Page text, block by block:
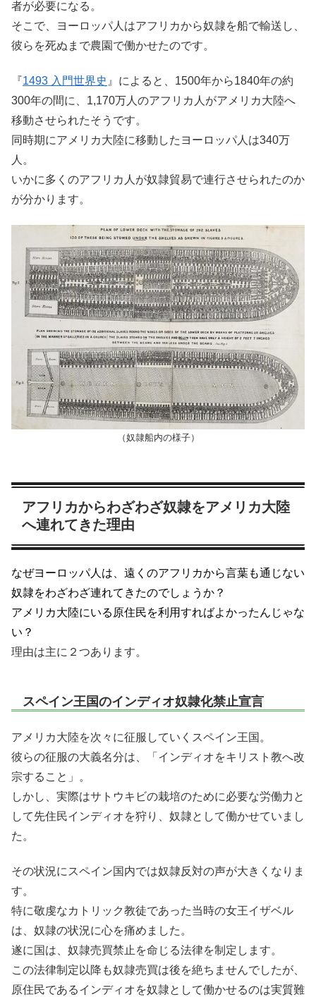
者が必要になる。
そこで、ヨーロッパ人はアフリカから奴隷を船で輸送し、
彼らを死ぬまで農園で働かせたのです。
『1493 入門世界史 』によると、1500年から1840年の約
300年の間に、1,170万人のアフリカ人がアメリカ大陸へ
移動させられたそうです。
同時期にアメリカ大陸に移動したヨーロッパ人は340万
人。
いかに多くのアフリカ人が奴隷貿易で連行させられたのか
が分かります。
（奴隷船内の様子）
アフリカからわざわざ奴隷をアメリカ大陸
へ連れてきた理由
なぜヨーロッパ人は、遠くのアフリカから言葉も通じない
奴隷をわざわざ連れてきたのでしょうか？
アメリカ大陸にいる原住民を利用すればよかったんじゃな
い？
理由は主に２つあります。
スペイン王国のインディオ奴隷化禁止宣言
アメリカ大陸を次々に征服していくスペイン王国。
彼らの征服の大義名分は、「インディオをキリスト教へ改
宗すること」。
しかし、実際はサトウキビの栽培のために必要な労働力と
して先住民インディオを狩り、奴隷として働かせていまし
た。
その状況にスペイン国内では奴隷反対の声が大きくなりま
す。
特に敬虔なカトリック教徒であった当時の女王イザベル
は、奴隷の状況に心を痛めました。
遂に国は、奴隷売買禁止を命じる法律を制定します。
この法律制定以降も奴隷売買は後を絶ちませんでしたが、
原住民であるインディオを奴隷として働かせるのは実質難